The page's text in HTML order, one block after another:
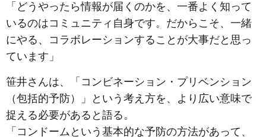
「どうやったら情報が届くのかを、一番よく知って
いるのはコミュニティ自身です。だからこそ、一緒
にやる、コラボレーションすることが大事だと思っ
ています」
笹井さんは、「コンビネーション・プリベンション
（包括的予防）」という考え方を、より広い意味で
捉える必要があると語る。
「コンドームという基本的な予防の方法があって、